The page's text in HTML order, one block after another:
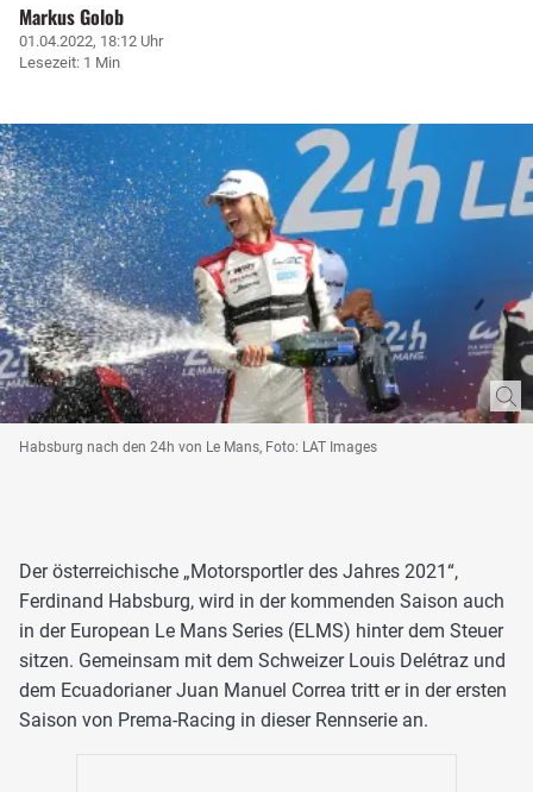
Markus Golob
01.04.2022, 18:12 Uhr
Lesezeit: 1 Min
Habsburg nach den 24h von Le Mans, Foto: LAT Images
Der österreichische „Motorsportler des Jahres 2021“,
Ferdinand Habsburg, wird in der kommenden Saison auch
in der European Le Mans Series (ELMS) hinter dem Steuer
sitzen. Gemeinsam mit dem Schweizer Louis Delétraz und
dem Ecuadorianer Juan Manuel Correa tritt er in der ersten
Saison von Prema-Racing in dieser Rennserie an.